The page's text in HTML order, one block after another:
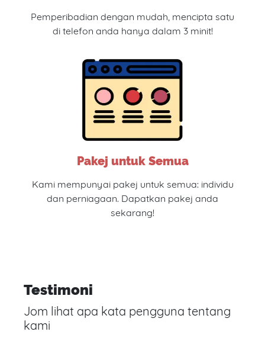
Pemperibadian dengan mudah, mencipta satu
di telefon anda hanya dalam 3 minit!
Pakej untuk Semua
Kami mempunyai pakej untuk semua: individu
dan perniagaan. Dapatkan pakej anda
sekarang!
Testimoni
Jom lihat apa kata pengguna tentang
kami